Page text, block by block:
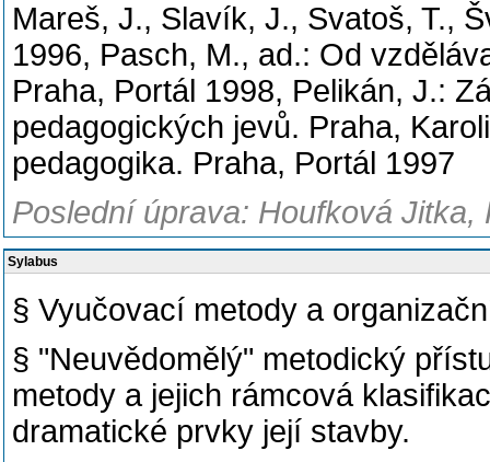
Mareš, J., Slavík, J., Svatoš, T.,
1996, Pasch, M., ad.: Od
Praha, Portál 1998, Pelikán, J.:
pedagogických jevů. Praha,
pedagogika. Praha, Portál 1997
Poslední úprava: Houfková Jitka,
Sylabus
§ Vyučovací metody a
§ "Neuvědomělý" metodický
metody a jejich rámcová
dramatické prvky její stavby.